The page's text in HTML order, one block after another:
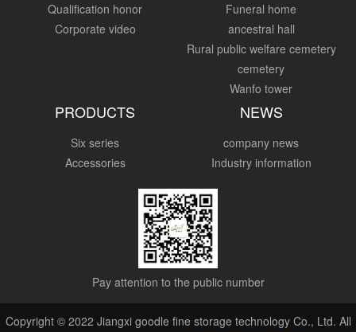
Qualification honor
Corporate video
Funeral home
ancestral hall
Rural public welfare cemetery
cemetery
Wanfo tower
PRODUCTS
Six series
Accessories
NEWS
company news
Industry information
Pay attention to the public number
Copyright © 2022 Jiangxi goodle fine storage technology Co., Ltd. All